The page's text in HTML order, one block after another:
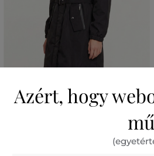
KABÁT KARL LAGERFELD LIGHTWEIGHT
126 990 Ft
Azért, hogy